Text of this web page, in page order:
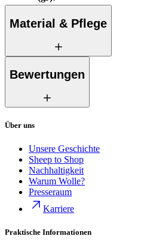
Material & Pflege
Bewertungen
Über uns
Unsere Geschichte
Sheep to Shop
Nachhaltigkeit
Warum Wolle?
Presseraum
Karriere
Praktische Informationen